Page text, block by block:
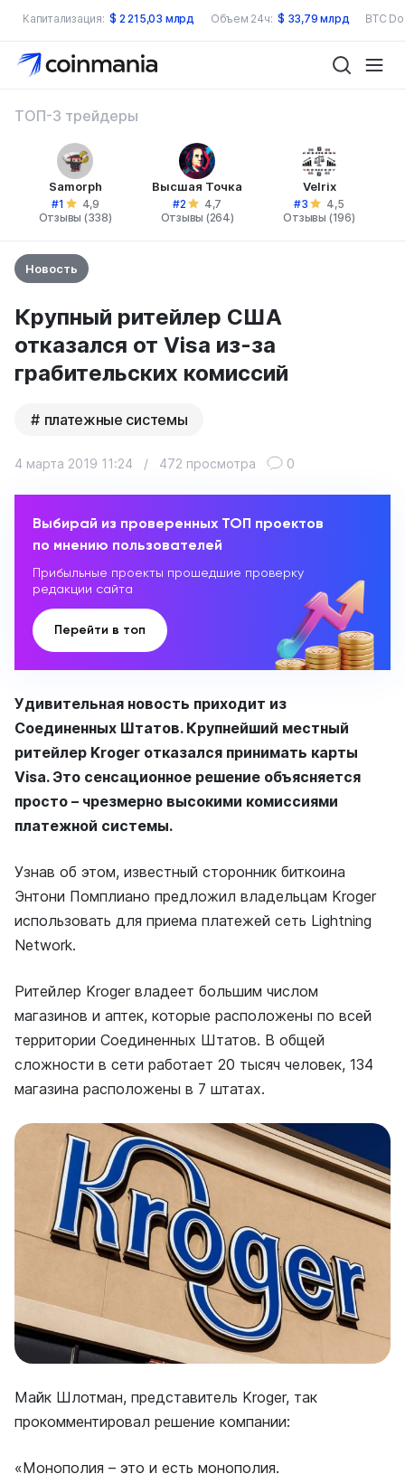
Капитализация: $ 2 215,03 млрд Объем 24ч: $ 33,79 млрд BTC
ТОП-3 трейдеры
Samorph
#1
4,9
Отзывы (338)
Высшая Точка
#2
4,7
Отзывы (264)
Velrix
#3
4,5
Отзывы (196)
Новость
Крупный ритейлер США
отказался от Visa из-за
грабительских комиссий
платежные системы
4 марта 2019 11:24 / 472 просмотра 0
Выбирай из проверенных ТОП проектов
по мнению пользователей
Прибыльные проекты прошедшие проверку
редакции сайта
Перейти в топ
Удивительная новость приходит из
Соединенных Штатов. Крупнейший местный
ритейлер Kroger отказался принимать карты
Visa. Это сенсационное решение объясняется
просто – чрезмерно высокими комиссиями
платежной системы.
Узнав об этом, известный сторонник биткоина
Энтони Помплиано предложил владельцам Kroger
использовать для приема платежей сеть Lightning
Network.
Ритейлер Kroger владеет большим числом
магазинов и аптек, которые расположены по всей
территории Соединенных Штатов. В общей
сложности в сети работает 20 тысяч человек, 134
магазина расположены в 7 штатах.
Майк Шлотман, представитель Kroger, так
прокомментировал решение компании:
«Монополия – это и есть монополия.